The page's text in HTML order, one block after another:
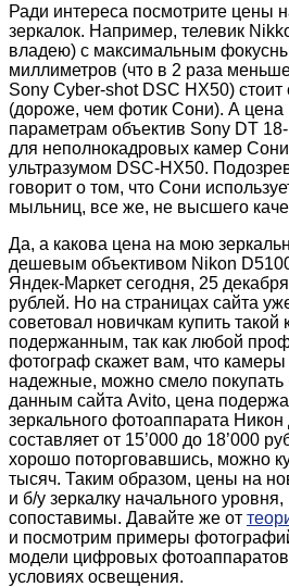
Ради интереса посмотрите цены
зеркалок. Например, телевик
владею) с максимальным
миллиметров (что в 2 раза
Sony Cyber-shot DSC HX50) стоит
(дороже, чем фотик Сони). А цена
параметрам объектив Sony DT
для неполнокадровых камер
ультразумом DSC-HX50.
говорит о том, что Сони
мыльниц, все же, не высшего
Да, а какова цена на мою
дешевым объективом Nikon
Яндек-Маркет сегодня, 25
рублей. Но на страницах сайта
советовал новичкам купить такой
подержанным, так как любой
фотограф скажет вам, что
надежные, можно смело
данным сайта Avito, цена
зеркального фотоаппарата
составляет от 15’000 до 18’000
хорошо поторговавшись, можно
тысяч. Таким образом, цены на
и б/у зеркалку начального уровня,
сопоставимы. Давайте же от
и посмотрим примеры
модели цифровых
условиях освещения.